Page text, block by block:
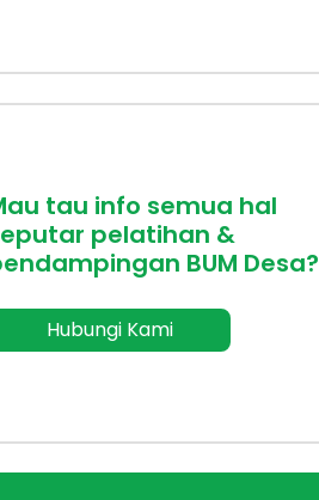
tau info semua hal
pelatihan &
BUM Desa?
Hubungi Kami